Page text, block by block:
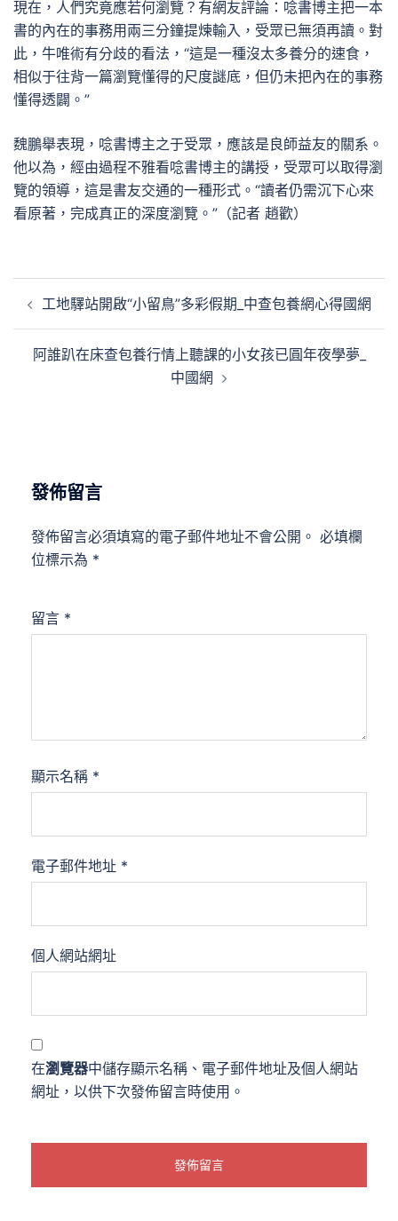
現在，人們究竟應若何瀏覽？有網友評論：唸書博主把一本
書的內在的事務用兩三分鐘提煉輸入，受眾已無須再讀。對
此，牛唯術有分歧的看法，“這是一種沒太多養分的速食，
相似于往背一篇瀏覽懂得的尺度謎底，但仍未把內在的事務
懂得透闢。”
魏鵬舉表現，唸書博主之于受眾，應該是良師益友的關系。
他以為，經由過程不雅看唸書博主的講授，受眾可以取得瀏
覽的領導，這是書友交通的一種形式。“讀者仍需沉下心來
看原著，完成真正的深度瀏覽。”（記者 趙歡）
章 工地驛站開啟“小留鳥”多彩假期_中查包養網心得國網
阿誰趴在床查包養行情上聽課的小女孩已圓年夜學夢_
中國網
發佈留言
發佈留言必須填寫的電子郵件地址不會公開。 必填欄
位標示為 *
留言 *
顯示名稱 *
電子郵件地址 *
個人網站網址
在瀏覽器中儲存顯示名稱、電子郵件地址及個人網站
網址，以供下次發佈留言時使用。